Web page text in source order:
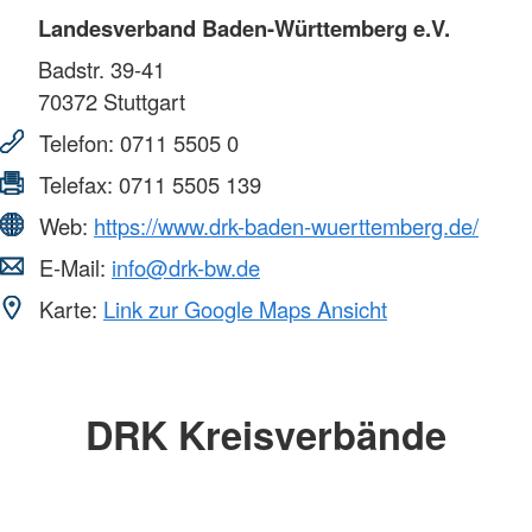
Landesverband Baden-Württemberg e.V.
Badstr. 39-41
70372 Stuttgart
Telefon: 0711 5505 0
Telefax: 0711 5505 139
Web: https://www.drk-baden-wuerttemberg.de/
E-Mail: info@drk-bw.de
Karte: Link zur Google Maps Ansicht
DRK Kreisverbände